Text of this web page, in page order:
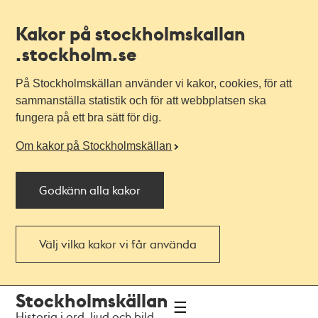
Kakor på stockholmskallan
.stockholm.se
På Stockholmskällan använder vi kakor, cookies, för att
sammanställa statistik och för att webbplatsen ska
fungera på ett bra sätt för dig.
Om kakor på Stockholmskällan
Godkänn alla kakor
Välj vilka kakor vi får använda
navigationen
huvudinnehållet
Stockholmskällan